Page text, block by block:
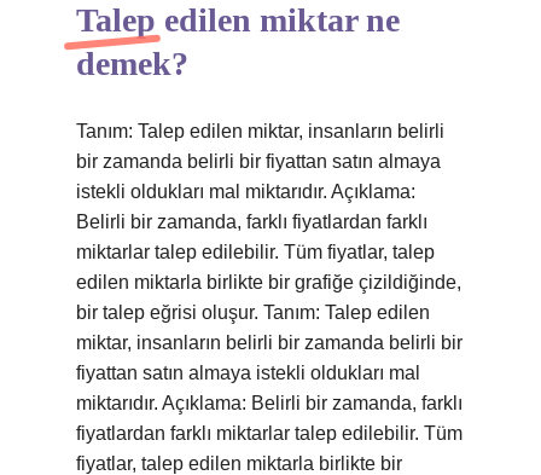
Talep edilen miktar ne
demek?
Tanım: Talep edilen miktar, insanların belirli
bir zamanda belirli bir fiyattan satın almaya
istekli oldukları mal miktarıdır. Açıklama:
Belirli bir zamanda, farklı fiyatlardan farklı
miktarlar talep edilebilir. Tüm fiyatlar, talep
edilen miktarla birlikte bir grafiğe çizildiğinde,
bir talep eğrisi oluşur. Tanım: Talep edilen
miktar, insanların belirli bir zamanda belirli bir
fiyattan satın almaya istekli oldukları mal
miktarıdır. Açıklama: Belirli bir zamanda, farklı
fiyatlardan farklı miktarlar talep edilebilir. Tüm
fiyatlar, talep edilen miktarla birlikte bir